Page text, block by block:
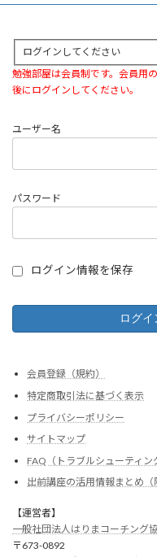
ログインしてください
勉強部屋は会員制です。会員用
後にログインしてください。
ユーザー名
パスワード
ログイン情報を保存
会員登録（規約）
特定商取引法に基づく表示
プライバシーポリシー
サイトマップ
FAQ（トラブルシューティン
出前講座の活用情報まとめ（
【運営者】
一般社団法人はりまコーチング
〒673-0892